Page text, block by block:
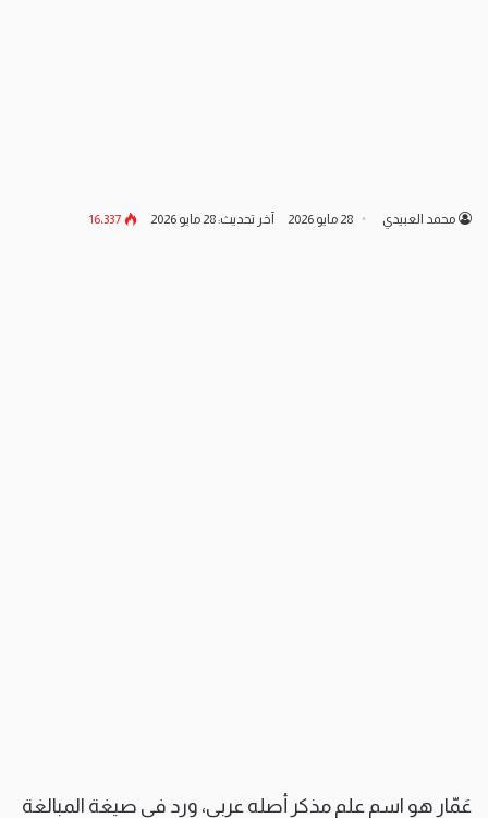
محمد العبيدي 28 مايو 2026 آخر تحديث: 28 مايو 2026 16٬337
عَمّار هو اسم علم مذكر أصله عربي، ورد في صيغة المبالغة